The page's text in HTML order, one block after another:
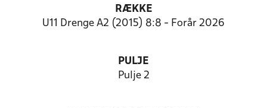
RÆKKE
U11 Drenge A2 (2015) 8:8 - Forår 2026
PULJE
Pulje 2